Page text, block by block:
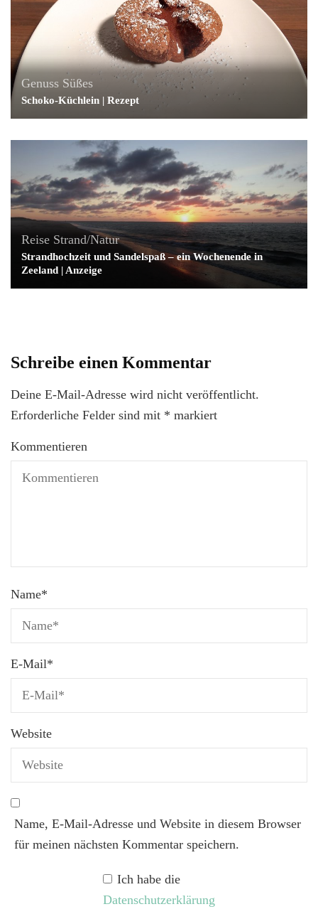
Genuss Süßes
Schoko-Küchlein | Rezept
Reise Strand/Natur
Strandhochzeit und Sandelspaß – ein Wochenende in
Zeeland | Anzeige
Schreibe einen Kommentar
Deine E-Mail-Adresse wird nicht veröffentlicht.
Erforderliche Felder sind mit * markiert
Kommentieren
Name*
E-Mail*
Website
Name, E-Mail-Adresse und Website in diesem Browser
für meinen nächsten Kommentar speichern.
Ich habe die
Datenschutzerklärung